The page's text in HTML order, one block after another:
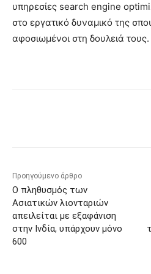
υπηρεσίες search engine
στο εργατικό δυναμικό της
αφοσιωμένοι στη δουλειά τους.
Προηγούμενο άρθρο
Ο πληθυσμός των
Ασιατικών λιονταριών
απειλείται με εξαφάνιση
στην Ινδία, υπάρχουν μόνο
600